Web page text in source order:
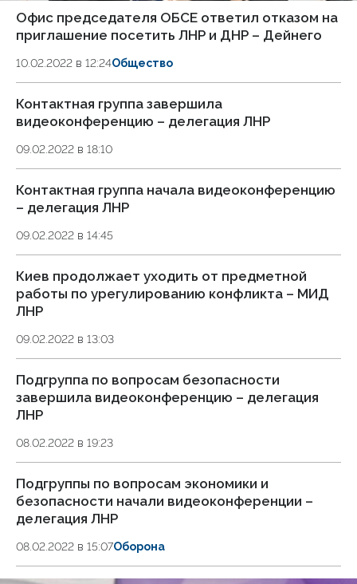
Офис председателя ОБСЕ ответил отказом на
приглашение посетить ЛНР и ДНР – Дейнего
10.02.2022 в 12:24Общество
Контактная группа завершила
видеоконференцию – делегация ЛНР
09.02.2022 в 18:10
Контактная группа начала видеоконференцию
– делегация ЛНР
09.02.2022 в 14:45
Киев продолжает уходить от предметной
работы по урегулированию конфликта – МИД
ЛНР
09.02.2022 в 13:03
Подгруппа по вопросам безопасности
завершила видеоконференцию – делегация
ЛНР
08.02.2022 в 19:23
Подгруппы по вопросам экономики и
безопасности начали видеоконференции –
делегация ЛНР
08.02.2022 в 15:07Оборона